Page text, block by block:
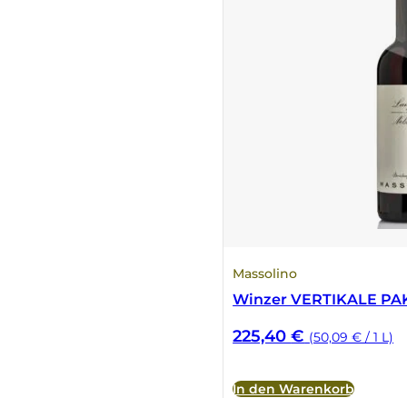
Massolino
Winzer VERTIKALE
225,40€ (50,09 € / 1 L)
In den Warenkorb